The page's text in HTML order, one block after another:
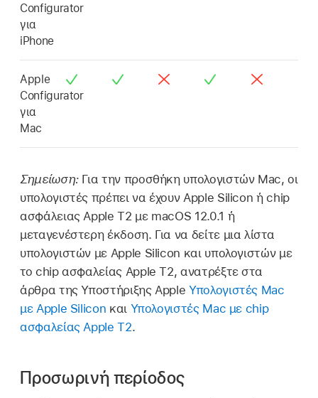
Configurator
για
iPhone
Apple
Configurator
για
Mac
Σημείωση: Για την προσθήκη υπολογιστών Mac, οι
υπολογιστές πρέπει να έχουν Apple Silicon ή chip
ασφάλειας Apple T2 με macOS 12.0.1 ή
μεταγενέστερη έκδοση. Για να δείτε μια λίστα
υπολογιστών με Apple Silicon και υπολογιστών με
το chip ασφαλείας Apple T2, ανατρέξτε στα
άρθρα της Υποστήριξης AppleΥπολογιστές Mac
με Apple Silicon και Υπολογιστές Mac με chip
ασφαλείας Apple T2.
Προσωρινή περίοδος